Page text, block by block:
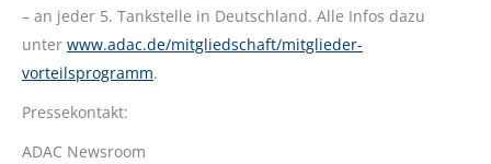
– an jeder 5. Tankstelle in Deutschland. Alle Infos dazu
unter www.adac.de/mitgliedschaft/mitglieder-
vorteilsprogramm.
Pressekontakt:
ADAC Newsroom